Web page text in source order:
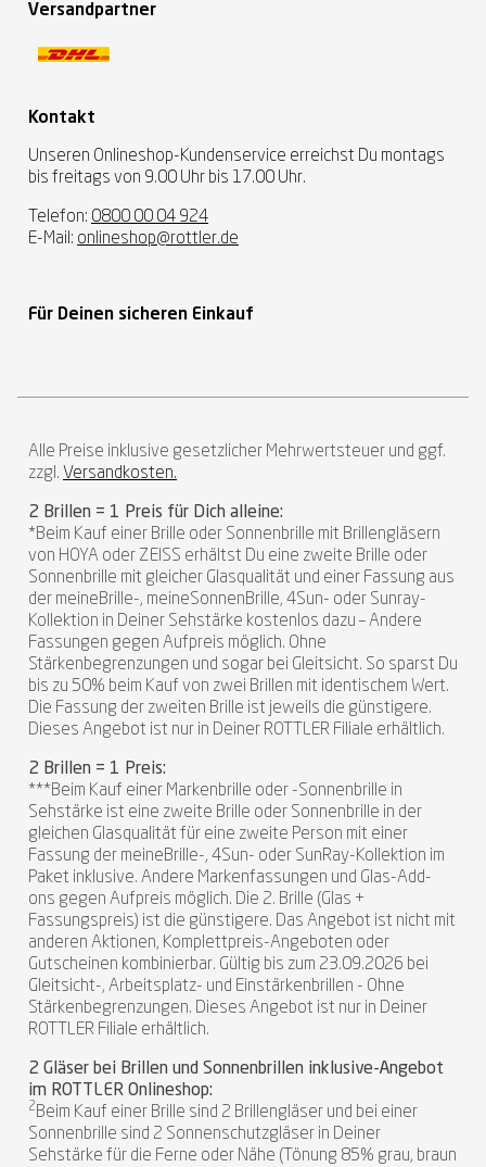
Versandpartner
Kontakt
Unseren Onlineshop-Kundenservice erreichst Du montags
bis freitags von 9.00 Uhr bis 17.00 Uhr.
Telefon: 0800 00 04 924
E-Mail: onlineshop@rottler.de
Für Deinen sicheren Einkauf
Alle Preise inklusive gesetzlicher Mehrwertsteuer und ggf.
zzgl. Versandkosten.
2 Brillen = 1 Preis für Dich alleine:
*Beim Kauf einer Brille oder Sonnenbrille mit Brillengläsern
von HOYA oder ZEISS erhältst Du eine zweite Brille oder
Sonnenbrille mit gleicher Glasqualität und einer Fassung aus
der meineBrille-, meineSonnenBrille, 4Sun- oder Sunray-
Kollektion in Deiner Sehstärke kostenlos dazu – Andere
Fassungen gegen Aufpreis möglich. Ohne
Stärkenbegrenzungen und sogar bei Gleitsicht. So sparst Du
bis zu 50% beim Kauf von zwei Brillen mit identischem Wert.
Die Fassung der zweiten Brille ist jeweils die günstigere.
Dieses Angebot ist nur in Deiner ROTTLER Filiale erhältlich.
2 Brillen = 1 Preis:
***Beim Kauf einer Markenbrille oder -Sonnenbrille in
Sehstärke ist eine zweite Brille oder Sonnenbrille in der
gleichen Glasqualität für eine zweite Person mit einer
Fassung der meineBrille-, 4Sun- oder SunRay-Kollektion im
Paket inklusive. Andere Markenfassungen und Glas-Add-
ons gegen Aufpreis möglich. Die 2. Brille (Glas +
Fassungspreis) ist die günstigere. Das Angebot ist nicht mit
anderen Aktionen, Komplettpreis-Angeboten oder
Gutscheinen kombinierbar. Gültig bis zum 23.09.2026 bei
Gleitsicht-, Arbeitsplatz- und Einstärkenbrillen - Ohne
Stärkenbegrenzungen. Dieses Angebot ist nur in Deiner
ROTTLER Filiale erhältlich.
2 Gläser bei Brillen und Sonnenbrillen inklusive-Angebot
im ROTTLER Onlineshop:
2 Beim Kauf einer Brille sind 2 Brillengläser und bei einer
Sonnenbrille sind 2 Sonnenschutzgläser in Deiner
Sehstärke für die Ferne oder Nähe (Tönung 85% grau, braun